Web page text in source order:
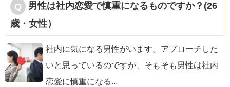
男性は社内恋愛で慎重になるものですか？(26
歳・女性）
社内に気になる男性がいます。アプローチした
いと思っているのですが、そもそも男性は社内
恋愛に慎重になる...